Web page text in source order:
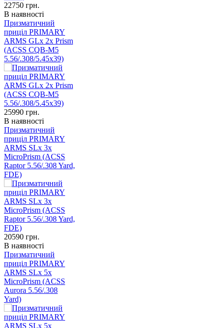
22750 грн.
В наявності
Призматичний
приціл PRIMARY
ARMS GLx 2x Prism
(ACSS CQB-M5
5.56/.308/5.45x39)
25990 грн.
В наявності
Призматичний
приціл PRIMARY
ARMS SLx 3x
MicroPrism (ACSS
Raptor 5.56/.308 Yard,
FDE)
20590 грн.
В наявності
Призматичний
приціл PRIMARY
ARMS SLx 5x
MicroPrism (ACSS
Aurora 5.56/.308
Yard)